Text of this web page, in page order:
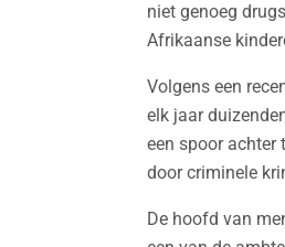
niet genoeg
Afrikaanse
Volgens een
elk jaar
een spoor achter
door criminele
De hoofd van